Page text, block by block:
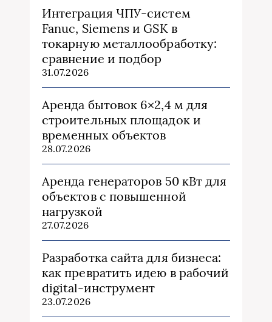
Интеграция ЧПУ-систем
Fanuc, Siemens и GSK в
токарную металлообработку:
сравнение и подбор
31.07.2026
Аренда бытовок 6×2,4 м для
строительных площадок и
временных объектов
28.07.2026
Аренда генераторов 50 кВт для
объектов с повышенной
нагрузкой
27.07.2026
Разработка сайта для бизнеса:
как превратить идею в рабочий
digital-инструмент
23.07.2026